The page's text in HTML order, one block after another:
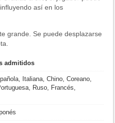
así en los
grande. Se puede desplazarse
admitidos
Italiana, Chino, Coreano,
Ruso, Francés,